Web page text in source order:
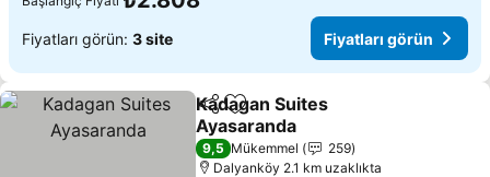
Fiyatları görün: 3 site Fiyatları görün
PaylaşFavorilerime ekle
Kadagan Suites
Ayasaranda
Fiyatları görün
9,5 Mükemmel
259
Dalyanköy 2.1 km uzaklıkta